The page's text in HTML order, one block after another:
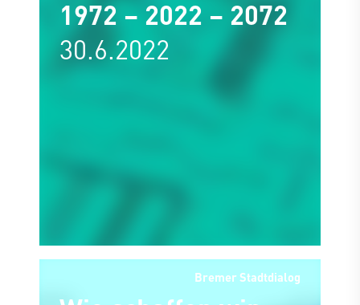
1972 – 2022 – 2072
30.6.2022
Bremer Stadtdialog